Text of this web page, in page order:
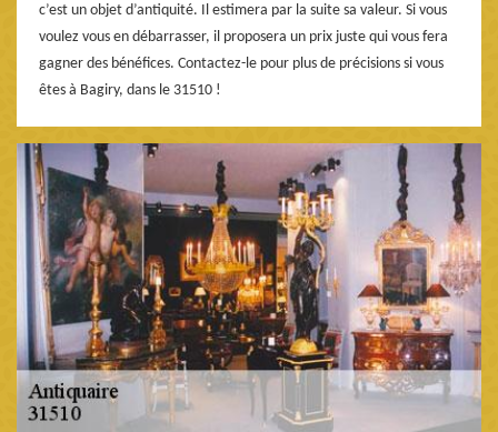
c’est un objet d’antiquité. Il estimera par la suite sa valeur. Si vous
voulez vous en débarrasser, il proposera un prix juste qui vous fera
gagner des bénéfices. Contactez-le pour plus de précisions si vous
êtes à Bagiry, dans le 31510 !